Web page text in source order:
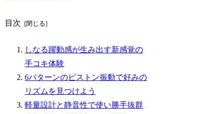
目次
しなる躍動感が生み出す新感覚の
手コキ体験
6パターンのピストン振動で好みの
リズムを見つけよう
軽量設計と静音性で使い勝手抜群